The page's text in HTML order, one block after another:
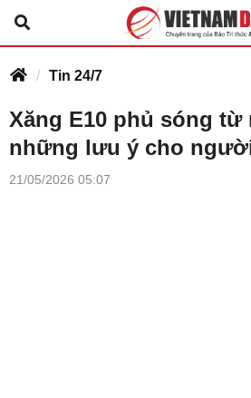
Tin 24/7
Xăng E10 phủ sóng từ
những lưu ý cho
21/05/2026 05:07